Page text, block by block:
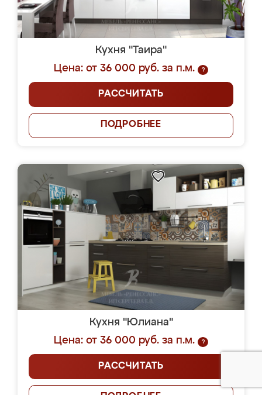
Кухня "Таира"
Цена: от 36 000 руб. за п.м.
?
РАССЧИТАТЬ
ПОДРОБНЕЕ
Кухня "Юлиана"
Цена: от 36 000 руб. за п.м.
?
РАССЧИТАТЬ